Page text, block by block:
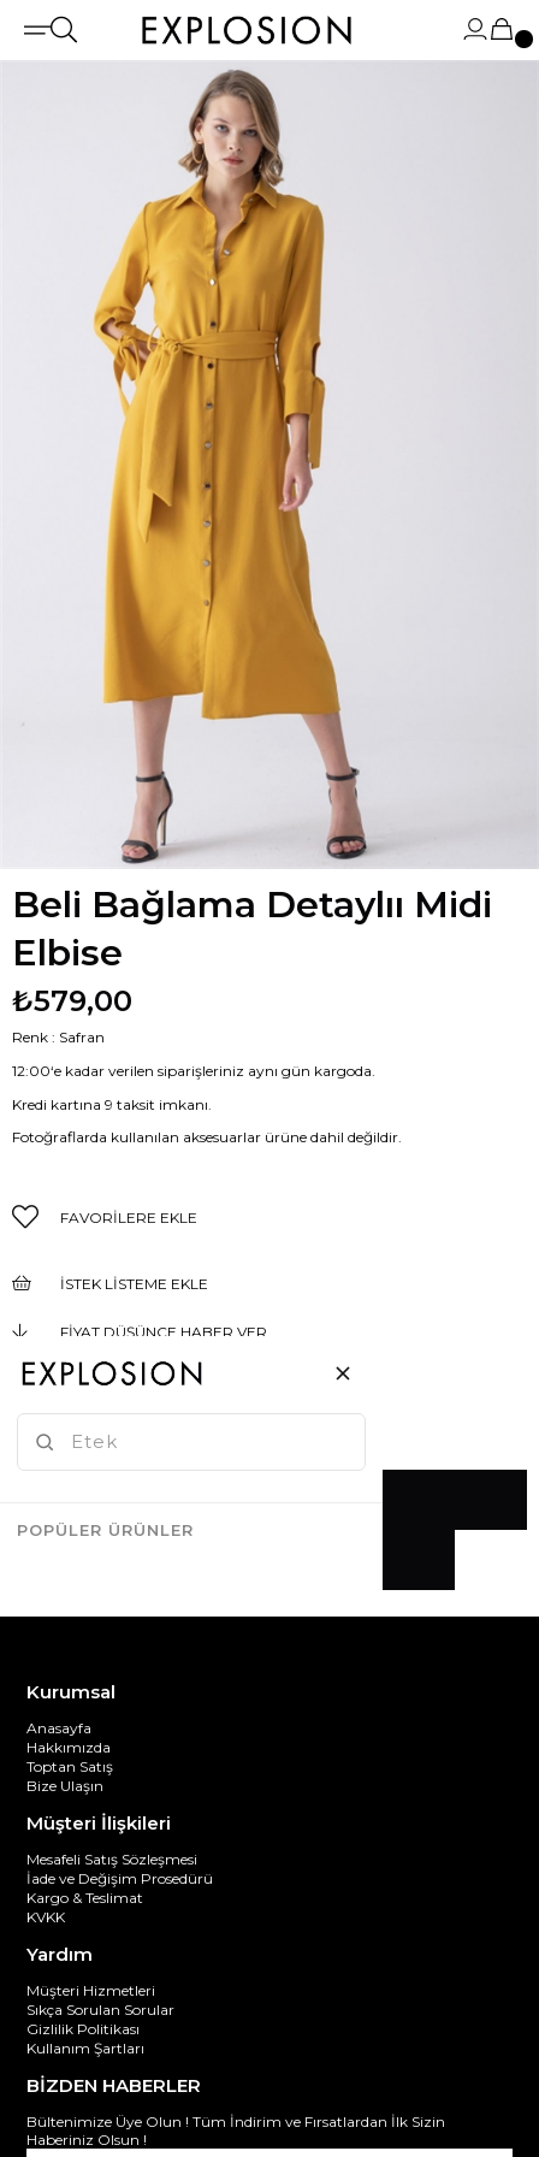
Beli Bağlama Detaylıı Midi
Elbise
₺579,00
Renk : Safran
12:00‘e kadar verilen siparişleriniz aynı gün kargoda.
Kredi kartına 9 taksit imkanı.
Fotoğraflarda kullanılan aksesuarlar ürüne dahil değildir.
FAVORILERE EKLE
İSTEK LISTEME EKLE
FIYAT DÜŞÜNCE HABER VER
GELINCE HABER VER
Kurumsal
Anasayfa
Hakkımızda
Toptan Satış
Bize Ulaşın
Müşteri İlişkileri
Mesafeli Satış Sözleşmesi
İade ve Değişim Prosedürü
Kargo & Teslimat
KVKK
Yardım
Müşteri Hizmetleri
Sıkça Sorulan Sorular
Gizlilik Politikası
Kullanım Şartları
BİZDEN HABERLER
Bültenimize Üye Olun ! Tüm İndirim ve Fırsatlardan İlk Sizin
Haberiniz Olsun !
POPÜLER ÜRÜNLER